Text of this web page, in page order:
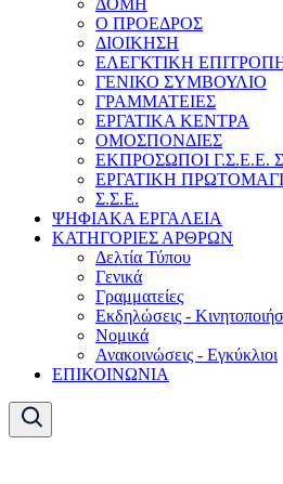
ΔΟΜΗ
Ο ΠΡΟΕΔΡΟΣ
ΔΙΟΙΚΗΣΗ
ΕΛΕΓΚΤΙΚΗ
ΓΕΝΙΚΟ ΣΥΜΒΟΥΛΙΟ
ΓΡΑΜΜΑΤΕΙΕΣ
ΕΡΓΑΤΙΚΑ ΚΕΝΤΡΑ
ΟΜΟΣΠΟΝΔΙΕΣ
ΕΚΠΡΟΣΩΠΟΙ Γ.Σ.Ε.Ε.
ΕΡΓΑΤΙΚΗ
Σ.Σ.Ε.
ΨΗΦΙΑΚΑ ΕΡΓΑΛΕΙΑ
ΚΑΤΗΓΟΡΙΕΣ ΑΡΘΡΩΝ
Δελτία Τύπου
Γενικά
Γραμματείες
Εκδηλώσεις -
Νομικά
Ανακοινώσεις - Εγκύκλιοι
ΕΠΙΚΟΙΝΩΝΙΑ